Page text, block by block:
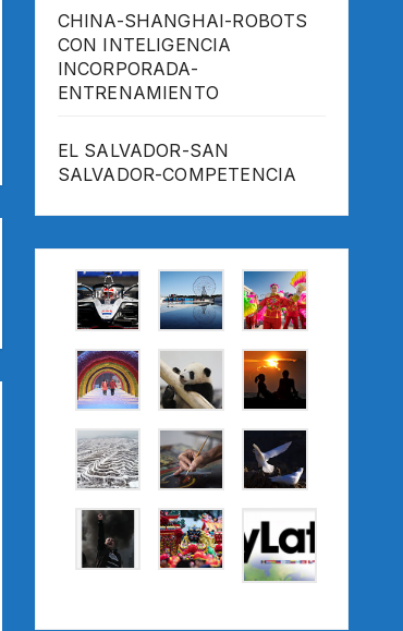
CHINA-SHANGHAI-ROBOTS
CON INTELIGENCIA
INCORPORADA-
ENTRENAMIENTO
EL SALVADOR-SAN
SALVADOR-COMPETENCIA